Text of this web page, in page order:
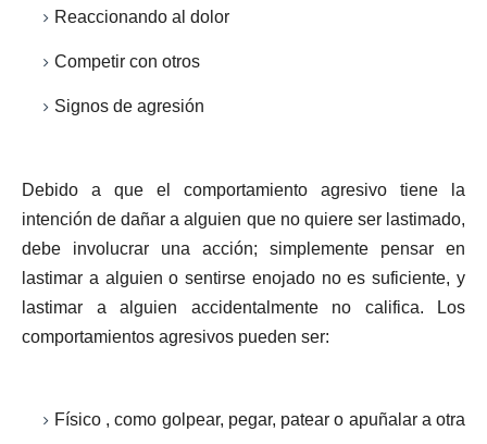
Reaccionando al dolor
Competir con otros
Signos de agresión
Debido a que el comportamiento agresivo tiene la
intención de dañar a alguien que no quiere ser lastimado,
debe involucrar una acción; simplemente pensar en
lastimar a alguien o sentirse enojado no es suficiente, y
lastimar a alguien accidentalmente no califica. Los
comportamientos agresivos pueden ser:
Físico , como golpear, pegar, patear o apuñalar a otra